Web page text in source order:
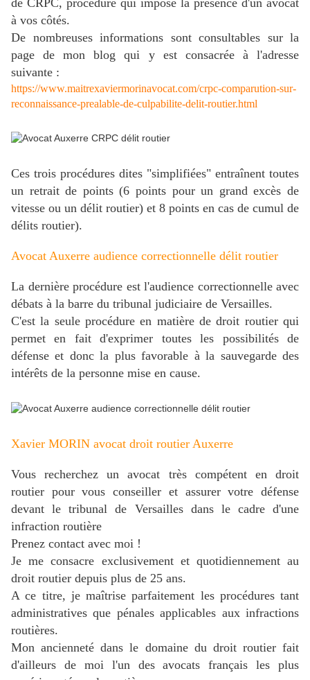
à vos côtés.
De nombreuses informations sont consultables sur la
page de mon blog qui y est consacrée à l'adresse
suivante :
https://www.maitrexaviermorinavocat.com/crpc-comparution-sur-
reconnaissance-prealable-de-culpabilite-delit-routier.html
Ces trois procédures dites "simplifiées" entraînent toutes
un retrait de points (6 points pour un grand excès de
vitesse ou un délit routier) et 8 points en cas de cumul de
délits routier).
Avocat Auxerre audience correctionnelle délit routier
La dernière procédure est l'audience correctionnelle avec
débats à la barre du tribunal judiciaire de Versailles.
C'est la seule procédure en matière de droit routier qui
permet en fait d'exprimer toutes les possibilités de
défense et donc la plus favorable à la sauvegarde des
intérêts de la personne mise en cause.
Xavier MORIN avocat droit routier Auxerre
Vous recherchez un avocat très compétent en droit
routier pour vous conseiller et assurer votre défense
devant le tribunal de Versailles dans le cadre d'une
infraction routière
Prenez contact avec moi !
Je me consacre exclusivement et quotidiennement au
droit routier depuis plus de 25 ans.
A ce titre, je maîtrise parfaitement les procédures tant
administratives que pénales applicables aux infractions
routières.
Mon ancienneté dans le domaine du droit routier fait
d'ailleurs de moi l'un des avocats français les plus